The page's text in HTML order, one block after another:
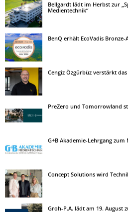
Bellgardt lädt im Herbst zur
Medientechnik“
BenQ erhält EcoVadis Bronze-
Cengiz Özgürbüz verstärkt
PreZero und Tomorrowland
G+B Akademie-Lehrgang
Concept Solutions wird
Groh-P.A. lädt am 19. August